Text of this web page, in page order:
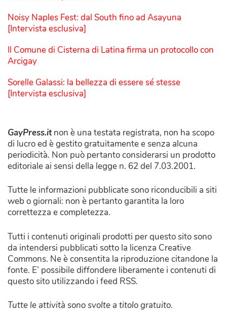
Noisy Naples Fest: dal South fino ad Asayuna
[Intervista esclusiva]
Il Comune di Cisterna di Latina firma un protocollo con
Arcigay
Sorelle Galassi: la bellezza di essere sé stesse
[Intervista esclusiva]
GayPress.itnon è una testata registrata, non ha scopo
di lucro ed è gestito gratuitamente e senza alcuna
periodicità. Non può pertanto considerarsi un prodotto
editoriale ai sensi della legge n. 62 del 7.03.2001.
Tutte le informazioni pubblicate sono riconducibili a siti
web o giornali: non è pertanto garantita la loro
correttezza e completezza.
Tutti i contenuti originali prodotti per questo sito sono
da intendersi pubblicati sotto la licenza Creative
Commons. Ne è consentita la riproduzione citandone la
fonte. E’ possibile diffondere liberamente i contenuti di
questo sito utilizzando i feed RSS.
Tutte le attività sono svolte a titolo gratuito.